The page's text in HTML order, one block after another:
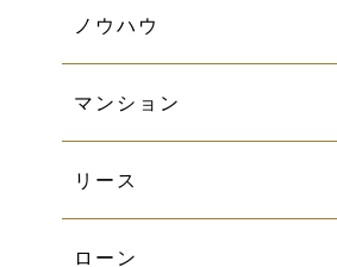
ノウハウ
マンション
リース
ローン